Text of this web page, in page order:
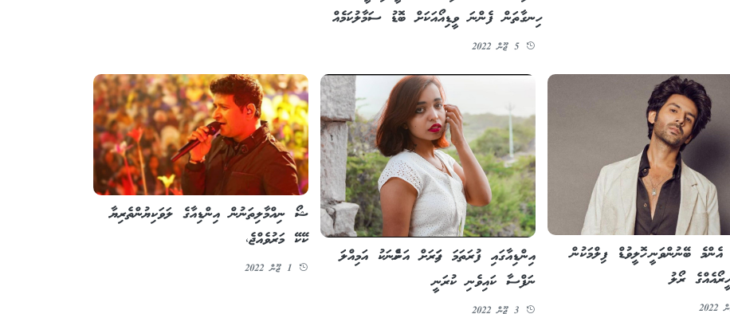
ހިނގާތަން ފެންނަ ވީޑިއޯއަކަށް ބޮޑު ސަމާލުކަމެއް
5 ޖޫން 2022
ބޭނުންވަނީ ހޮލީވުޑް ފިލްމަކުން
ރޯލު
އިންޑިއާގައި ފުރަތަމަ ފަހަރަށް އަންހެނަކު އަމިއްލަ
ނަފްސާ ކައިވެނި ކުރަނީ
ޝޯ ނިއްމާލިތަނުން އިންޑިއާގެ ލަވަކިޔުންތެރިޔާ
ކޭކޭ މަރުވެއްޖެ،